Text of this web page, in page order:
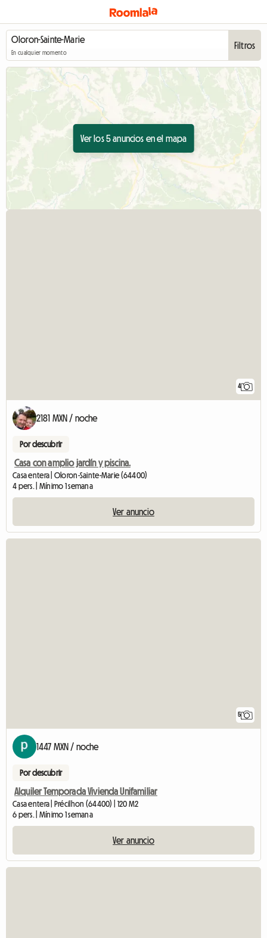
En cualquier momento
Filtros
Ver los 5 anuncios en el mapa
4
2181 MXN / noche
Por descubrir
Casa con amplio jardín y piscina.
Casa entera | Oloron-Sainte-Marie (64400)
4 pers. | Mínimo 1 semana
Ver anuncio
5
1447 MXN / noche
Por descubrir
Alquiler Temporada Vivienda Unifamiliar
Casa entera | Précilhon (64400) | 120 M2
6 pers. | Mínimo 1 semana
Ver anuncio